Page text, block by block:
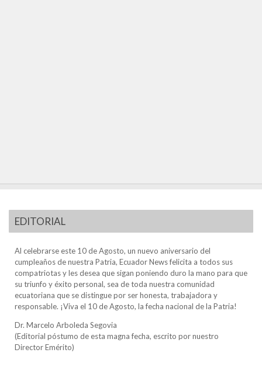
EDITORIAL
Al celebrarse este 10 de Agosto, un nuevo aniversario del
cumpleaños de nuestra Patria, Ecuador News felicita a todos sus
compatriotas y les desea que sigan poniendo duro la mano para que
su triunfo y éxito personal, sea de toda nuestra comunidad
ecuatoriana que se distingue por ser honesta, trabajadora y
responsable. ¡Viva el 10 de Agosto, la fecha nacional de la Patria!
Dr. Marcelo Arboleda Segovia
(Editorial póstumo de esta magna fecha, escrito por nuestro
Director Emérito)